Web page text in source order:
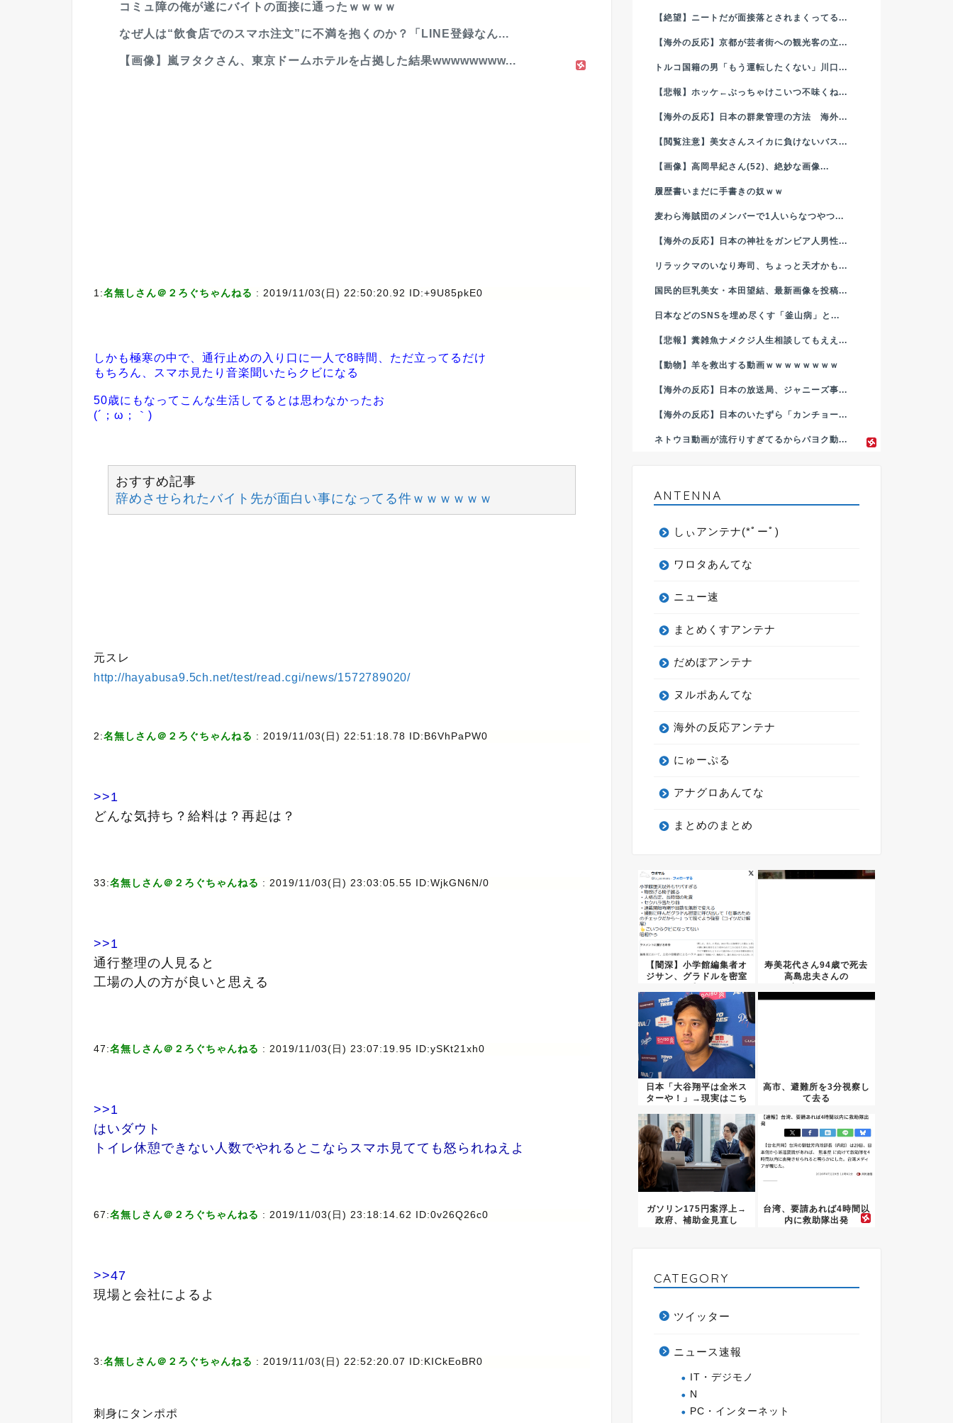
コミュ障の俺が遂にバイトの面接に通ったｗｗｗｗ
なぜ人は“飲食店でのスマホ注文”に不満を抱くのか？「LINE登録なん...
【画像】嵐ヲタクさん、東京ドームホテルを占拠した結果wwwwwwww...
1:名無しさん＠２ろぐちゃんねる : 2019/11/03(日) 22:50:20.92 ID:+9U85pkE0
しかも極寒の中で、通行止めの入り口に一人で8時間、ただ立ってるだけ
もちろん、スマホ見たり音楽聞いたらクビになる
50歳にもなってこんな生活してるとは思わなかったお
(´；ω；｀)
おすすめ記事
辞めさせられたバイト先が面白い事になってる件ｗｗｗｗｗｗ
元スレ
http://hayabusa9.5ch.net/test/read.cgi/news/1572789020/
2:名無しさん＠２ろぐちゃんねる : 2019/11/03(日) 22:51:18.78 ID:B6VhPaPW0
>>1
どんな気持ち？給料は？再起は？
33:名無しさん＠２ろぐちゃんねる : 2019/11/03(日) 23:03:05.55 ID:WjkGN6N/0
>>1
通行整理の人見ると
工場の人の方が良いと思える
47:名無しさん＠２ろぐちゃんねる : 2019/11/03(日) 23:07:19.95 ID:ySKt21xh0
>>1
はいダウト
トイレ休憩できない人数でやれるとこならスマホ見てても怒られねえよ
67:名無しさん＠２ろぐちゃんねる : 2019/11/03(日) 23:18:14.62 ID:0v26Q26c0
>>47
現場と会社によるよ
3:名無しさん＠２ろぐちゃんねる : 2019/11/03(日) 22:52:20.07 ID:KICkEoBR0
刺身にタンポポ
【絶望】ニートだが面接落とされまくってる...
【海外の反応】京都が芸者街への観光客の立...
トルコ国籍の男「もう運転したくない」川口...
【悲報】ホッケ←ぶっちゃけこいつ不味くね...
【海外の反応】日本の群衆管理の方法 海外...
【閲覧注意】美女さんスイカに負けないバス...
【画像】高岡早紀さん(52)、絶妙な画像...
履歴書いまだに手書きの奴ｗｗ
麦わら海賊団のメンバーで1人いらなつやつ...
【海外の反応】日本の神社をガンビア人男性...
リラックマのいなり寿司、ちょっと天才かも...
国民的巨乳美女・本田望結、最新画像を投稿...
日本などのSNSを埋め尽くす「釜山病」と...
【悲報】糞雑魚ナメクジ人生相談してもええ...
【動物】羊を救出する動画ｗｗｗｗｗｗｗｗ
【海外の反応】日本の放送局、ジャニーズ事...
【海外の反応】日本のいたずら「カンチョー...
ネトウヨ動画が流行りすぎてるからパヨク動...
ANTENNA
しぃアンテナ(*ﾟーﾟ)
ワロタあんてな
ニュー速
まとめくすアンテナ
だめぽアンテナ
ヌルポあんてな
海外の反応アンテナ
にゅーぷる
アナグロあんてな
まとめのまとめ
【闇深】小学館編集者オ
ジサン、グラドルを密室
寿美花代さん94歳で死去
高島忠夫さんの
日本「大谷翔平は全米ス
ターや！」→現実はこち
高市、避難所を3分視察し
て去る
ガソリン175円案浮上→
政府、補助金見直し
台湾、要請あれば4時間以
内に救助隊出発
CATEGORY
ツイッター
ニュース速報
IT・デジモノ
N
PC・インターネット